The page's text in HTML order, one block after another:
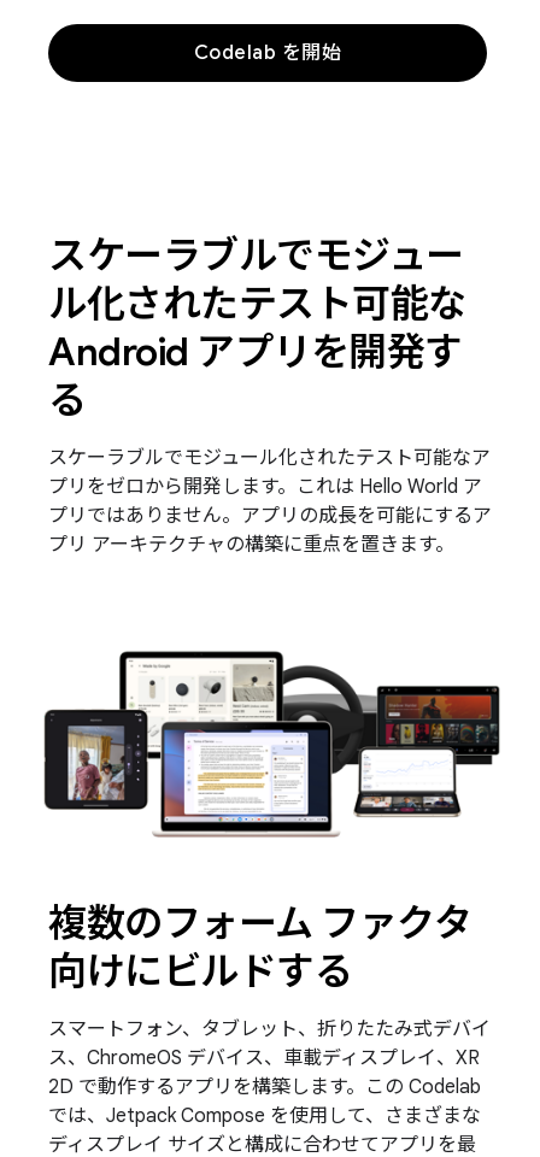
Codelab を開始
スケーラブルでモジュー
ル化されたテスト可能な
Android アプリを開発す
る
スケーラブルでモジュール化されたテスト可能なア
プリをゼロから開発します。これは Hello World ア
プリではありません。アプリの成長を可能にするア
プリ アーキテクチャの構築に重点を置きます。
複数のフォーム ファクタ
向けにビルドする
スマートフォン、タブレット、折りたたみ式デバイ
ス、ChromeOS デバイス、車載ディスプレイ、XR
2D で動作するアプリを構築します。この Codelab
では、Jetpack Compose を使用して、さまざまな
ディスプレイ サイズと構成に合わせてアプリを最